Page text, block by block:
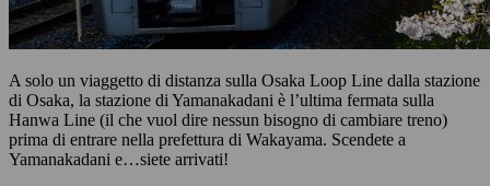
A solo un viaggetto di distanza sulla Osaka Loop Line dalla stazione
di Osaka, la stazione di Yamanakadani è l’ultima fermata sulla
Hanwa Line (il che vuol dire nessun bisogno di cambiare treno)
prima di entrare nella prefettura di Wakayama. Scendete a
Yamanakadani e…siete arrivati!